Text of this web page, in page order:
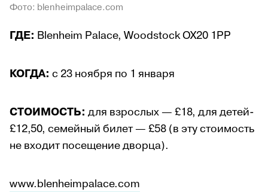
Фото: blenheimpalace.com
ГДЕ: Blenheim Palace, Woodstock OX20 1PP
КОГДА: с 23 ноября по 1 января
СТОИМОСТЬ: для взрослых — £18, для детей-
£12,50, семейный билет — £58 (в эту стоимость
не входит посещение дворца).
www.blenheimpalace.com